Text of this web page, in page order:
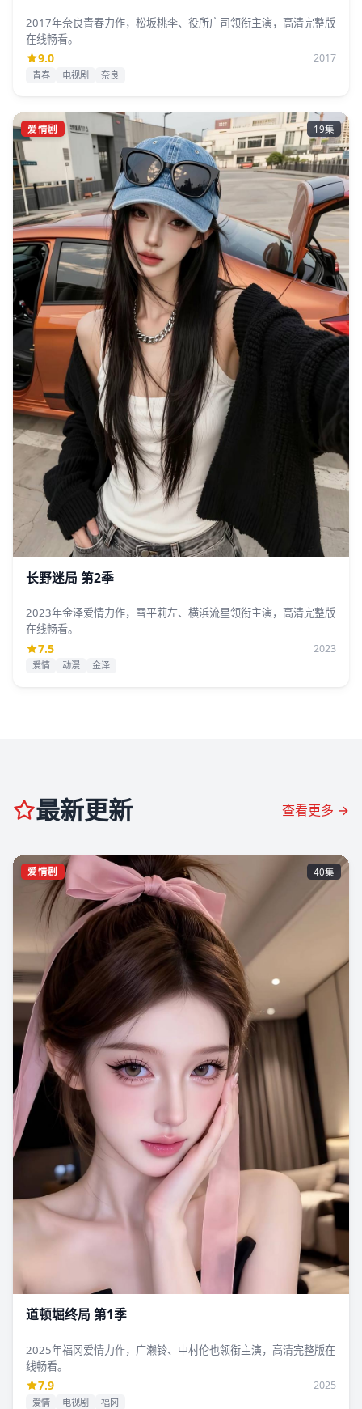
2017年奈良青春力作，松坂桃李、役所广司领衔主演，高清完整版
在线畅看。
9.0 2017
青春 电视剧 奈良
爱情剧 19集
长野迷局 第2季
2023年金泽爱情力作，雪平莉左、横浜流星领衔主演，高清完整版
在线畅看。
7.5 2023
爱情 动漫 金泽
最新更新 查看更多 →
爱情剧 40集
道顿堀终局 第1季
2025年福冈爱情力作，广濑铃、中村伦也领衔主演，高清完整版在
线畅看。
7.9 2025
爱情 电视剧 福冈